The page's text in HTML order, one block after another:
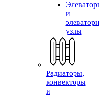
и
узлы
Радиаторы,
конвекторы
и